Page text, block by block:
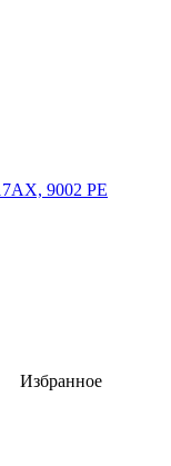
9002 PE
Избранное